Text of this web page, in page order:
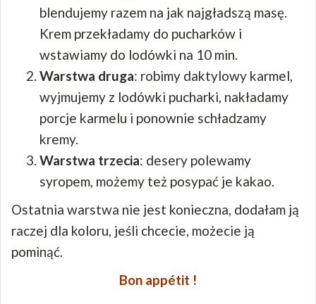
blendujemy razem na jak najgładszą masę.
Krem przekładamy do pucharków i
wstawiamy do lodówki na 10 min.
Warstwa druga: robimy daktylowy karmel,
wyjmujemy z lodówki pucharki, nakładamy
porcje karmelu i ponownie schładzamy
kremy.
Warstwa trzecia: desery polewamy
syropem, możemy też posypać je kakao.
Ostatnia warstwa nie jest konieczna, dodałam ją
raczej dla koloru, jeśli chcecie, możecie ją
pominąć.
Bon appétit !